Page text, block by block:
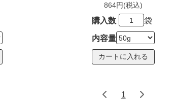
864円(税込)
購入数 袋
内容量
1